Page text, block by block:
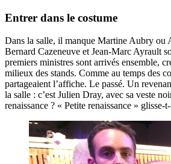
Entrer dans le costume
Dans la salle, il manque Martine Aubry ou
Bernard Cazeneuve et Jean-Marc Ayrault
premiers ministres sont arrivés ensemble,
milieux des stands. Comme au temps des
partageaient l’affiche. Le passé. Un
la salle : c’est Julien Dray, avec sa veste
renaissance ? « Petite renaissance »